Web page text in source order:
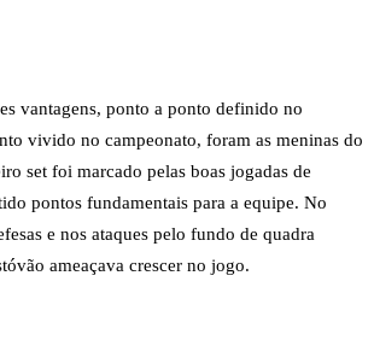
vantagens, ponto a ponto definido no
vivido no campeonato, foram as meninas do
set foi marcado pelas boas jogadas de
pontos fundamentais para a equipe. No
e nos ataques pelo fundo de quadra
ameaçava crescer no jogo.